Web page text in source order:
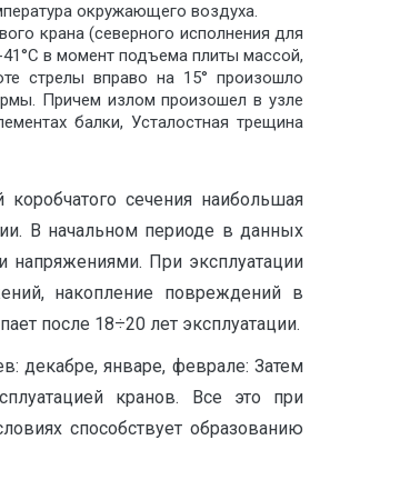
окружающего воздуха.
крана (северного исполнения для
в момент подъема плиты массой,
стрелы вправо на 15° произошло
Причем излом произошел в узле
балки, Усталостная трещина
сечения наибольшая
В начальном периоде в данных
напряжениями. При эксплуатации
накопление повреждений в
после 18÷20 лет эксплуатации.
декабре, январе, феврале: Затем
кранов. Все это при
способствует образованию